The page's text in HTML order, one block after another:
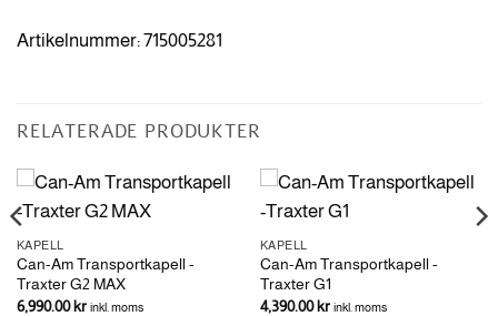
Artikelnummer: 715005281
RELATERADE PRODUKTER
KAPELL
Can-Am Transportkapell -
Traxter G2 MAX
6,990.00kr inkl. moms
KAPELL
Can-Am Transportkapell -
Traxter G1
4,390.00kr inkl. moms